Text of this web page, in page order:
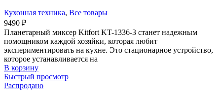
Кухонная техника, Все товары
9490 ₽
Планетарный миксер Kitfort KT-1336-3 станет надежным
помощником каждой хозяйки, которая любит
экспериментировать на кухне. Это стационарное устройство,
которое устанавливается на
В корзину
Быстрый просмотр
Распродано